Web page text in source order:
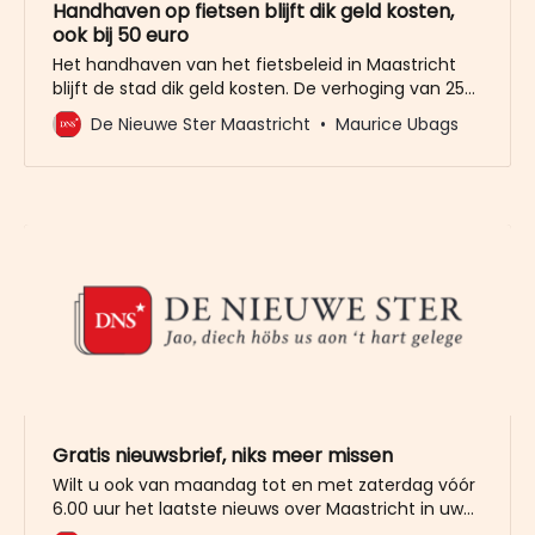
Handhaven op fietsen blijft dik geld kosten,
ook bij 50 euro
Het handhaven van het fietsbeleid in Maastricht
blijft de stad dik geld kosten. De verhoging van 25
euro naar 50 euro voor het terug kunnen krijgen
van je verwijderde en meegenomen fiets, levert
De Nieuwe Ster Maastricht Maurice Ubags
Gratis nieuwsbrief, niks meer missen
Wilt u ook van maandag tot en met zaterdag vóór
6.00 uur het laatste nieuws over Maastricht in uw